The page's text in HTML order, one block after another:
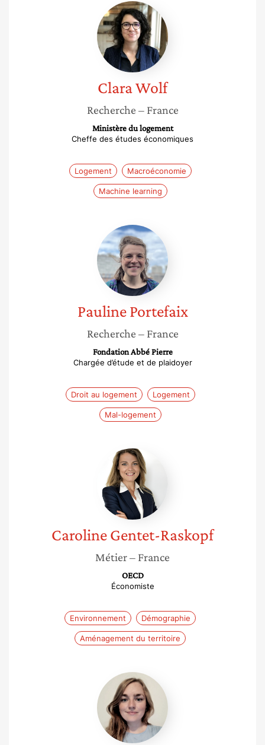
Clara
Wolf
ClaraWolf
Recherche – France
Ministère du logement
Cheffe des études économiques
Logement Macroéconomie
Machine learning
Pauline
Portefaix
Pauline Portefaix
Recherche – France
Fondation Abbé Pierre
Chargée d’étude et de plaidoyer
Droit au logement Logement
Mal-logement
Caroline
Gentet-
Raskopf
CarolineGentet-Raskopf
Métier– France
OECD
Économiste
Environnement Démographie
Aménagement du territoire
Chloe
Reiser